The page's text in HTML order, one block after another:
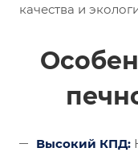
качества и
Высокий КПД: